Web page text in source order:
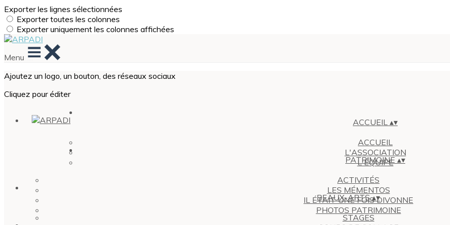
Exporter les lignes sélectionnées
Exporter toutes les colonnes
Exporter uniquement les colonnes affichées
Menu
Ajoutez un logo, un bouton, des réseaux sociaux
Cliquez pour éditer
ACCUEIL ▴▾
ACCUEIL
L'ASSOCIATION
L'ÉQUIPE
PATRIMOINE ▴▾
ACTIVITÉS
LES MÉMENTOS
IL ÉTAIT UNE FOIS DIVONNE
PHOTOS PATRIMOINE
BEAUX-ARTS▴▾
STAGES